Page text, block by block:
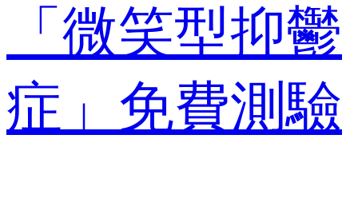
「微笑型抑鬱
症」免費測驗